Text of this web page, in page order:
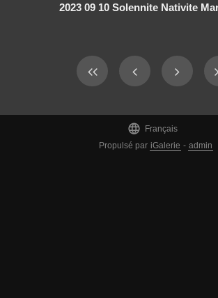
2023 09 10 Solennite Nativite

Français
Propulsé par iGalerie - admin